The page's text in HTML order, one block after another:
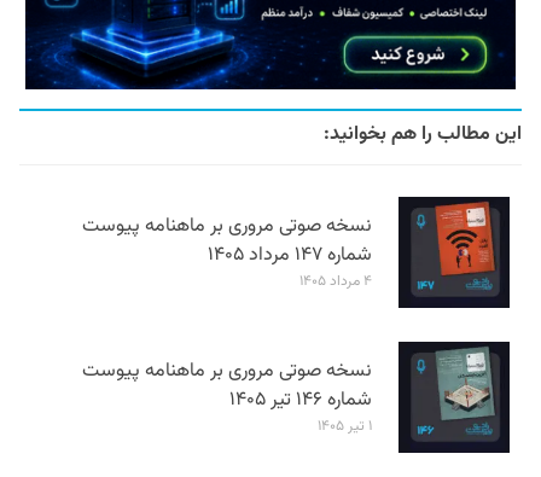
این مطالب را هم بخوانید:
نسخه صوتی مروری بر ماهنامه پیوست
شماره ۱۴۷ مرداد ۱۴۰۵
۴ مرداد ۱۴۰۵
نسخه صوتی مروری بر ماهنامه پیوست
شماره ۱۴۶ تیر ۱۴۰۵
۱ تیر ۱۴۰۵